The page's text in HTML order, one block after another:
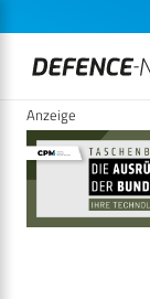
Anzeige